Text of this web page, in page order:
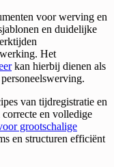
voor werving en
en duidelijke
Het
kan hierbij dienen als
van tijdregistratie en
en volledige
grootschalige
en structuren efficiënt